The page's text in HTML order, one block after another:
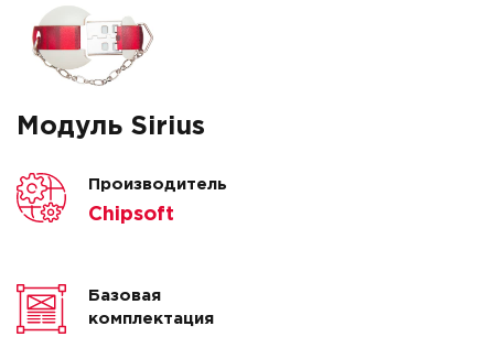
Модуль Sirius
Производитель
Chipsoft
Базовая
комплектация